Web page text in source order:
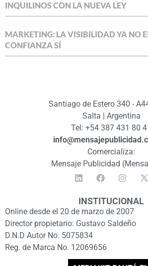
INQUILINOS CON LA NUEVA LEY
MARKETING: LA VISIBILIDAD YA NO
CONFIANZA SÍ
Santiago de Estero 340 -
Salta | Argentina
Tel: +54 387 431 80
Comercializa:
Mensaje Publicidad
INSTITUCIONAL
Online desde el 20 de marzo de 2007
Director propietario: Gustavo Saldeño
D.N.D Autor No. 5075834
Reg. de Marca No. 12069656